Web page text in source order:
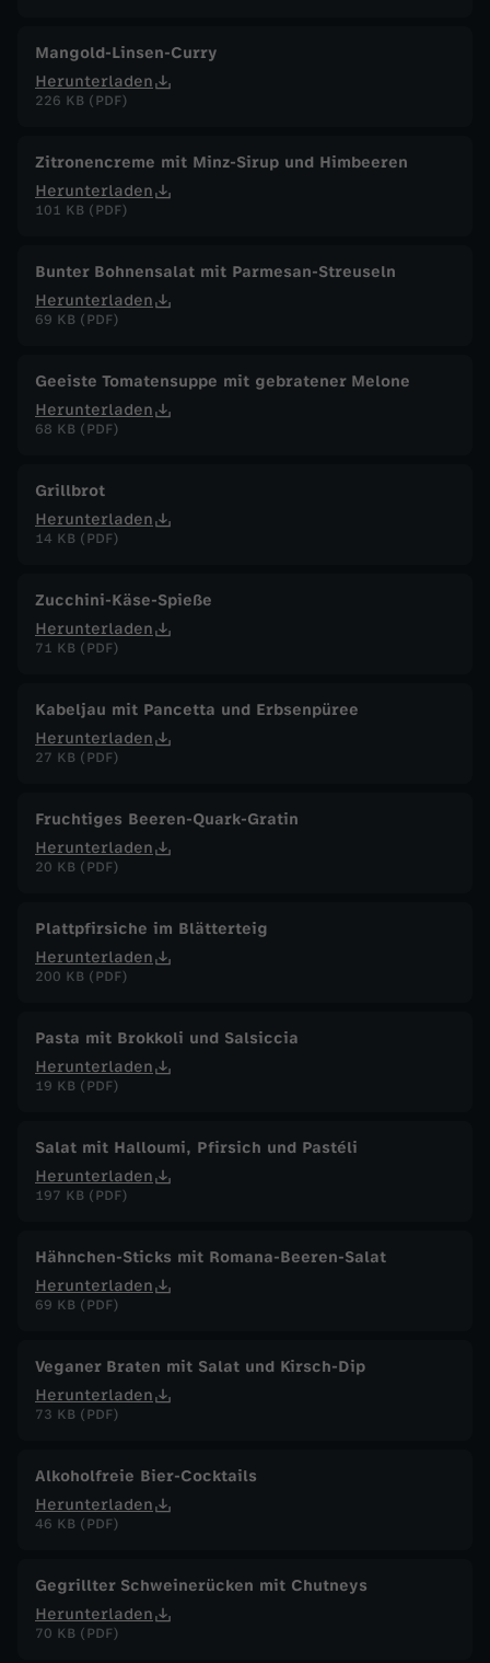
Mangold-Linsen-Curry
Herunterladen
226 KB (PDF)
Zitronencreme mit Minz-Sirup und Himbeeren
Herunterladen
101 KB (PDF)
Bunter Bohnensalat mit Parmesan-Streuseln
Herunterladen
69 KB (PDF)
Geeiste Tomatensuppe mit gebratener Melone
Herunterladen
68 KB (PDF)
Grillbrot
Herunterladen
14 KB (PDF)
Zucchini-Käse-Spieße
Herunterladen
71 KB (PDF)
Kabeljau mit Pancetta und Erbsenpüree
Herunterladen
27 KB (PDF)
Fruchtiges Beeren-Quark-Gratin
Herunterladen
20 KB (PDF)
Plattpfirsiche im Blätterteig
Herunterladen
200 KB (PDF)
Pasta mit Brokkoli und Salsiccia
Herunterladen
19 KB (PDF)
Salat mit Halloumi, Pfirsich und Pastéli
Herunterladen
197 KB (PDF)
Hähnchen-Sticks mit Romana-Beeren-Salat
Herunterladen
69 KB (PDF)
Veganer Braten mit Salat und Kirsch-Dip
Herunterladen
73 KB (PDF)
Alkoholfreie Bier-Cocktails
Herunterladen
46 KB (PDF)
Gegrillter Schweinerücken mit Chutneys
Herunterladen
70 KB (PDF)